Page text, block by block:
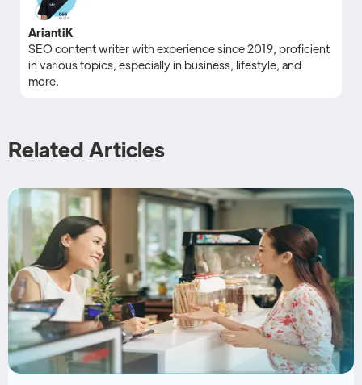
AriantiK
SEO content writer with experience since 2019, proficient
in various topics, especially in business, lifestyle, and
more.
Related Articles